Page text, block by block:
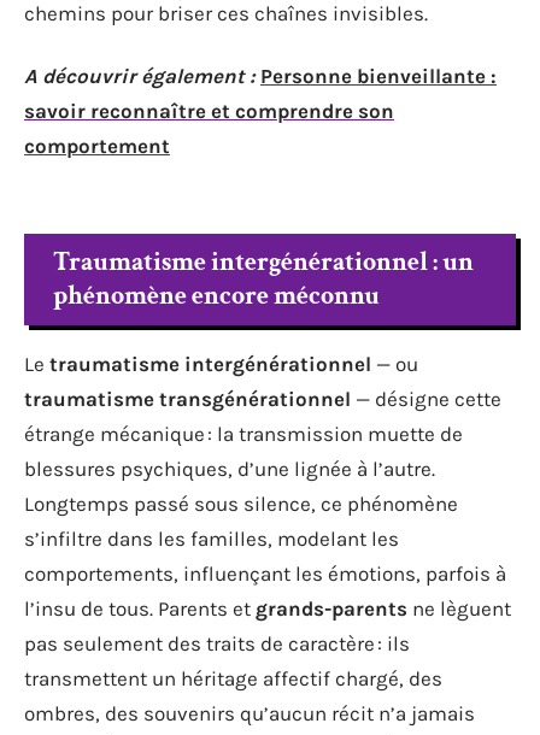
chemins pour briser ces chaînes invisibles.
A découvrir également : Personne bienveillante :
savoir reconnaître et comprendre son
comportement
Traumatisme intergénérationnel : un
phénomène encore méconnu
Le traumatisme intergénérationnel — ou
traumatisme transgénérationnel — désigne cette
étrange mécanique : la transmission muette de
blessures psychiques, d’une lignée à l’autre.
Longtemps passé sous silence, ce phénomène
s’infiltre dans les familles, modelant les
comportements, influençant les émotions, parfois à
l’insu de tous. Parents et grands-parents ne lèguent
pas seulement des traits de caractère : ils
transmettent un héritage affectif chargé, des
ombres, des souvenirs qu’aucun récit n’a jamais